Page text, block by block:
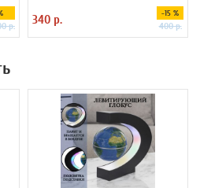
р. 340 р. -15 %
400 р.